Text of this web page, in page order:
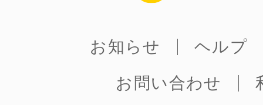
お知らせ
ヘルプ
お問い合わせ